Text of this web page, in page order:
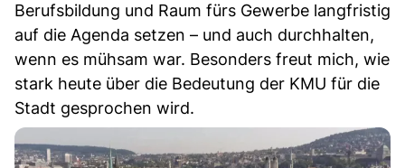
Berufsbildung und Raum fürs Gewerbe langfristig
auf die Agenda setzen – und auch durchhalten,
wenn es mühsam war. Besonders freut mich, wie
stark heute über die Bedeutung der KMU für die
Stadt gesprochen wird.